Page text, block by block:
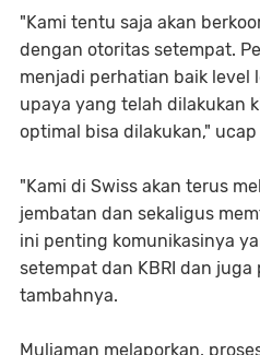
"Kami tentu saja akan
dengan otoritas setempat.
menjadi perhatian baik level
upaya yang telah dilakukan
optimal bisa dilakukan,"
"Kami di Swiss akan terus
jembatan dan sekaligus
ini penting komunikasinya
setempat dan KBRI dan juga
tambahnya.
Muliaman melaporkan,